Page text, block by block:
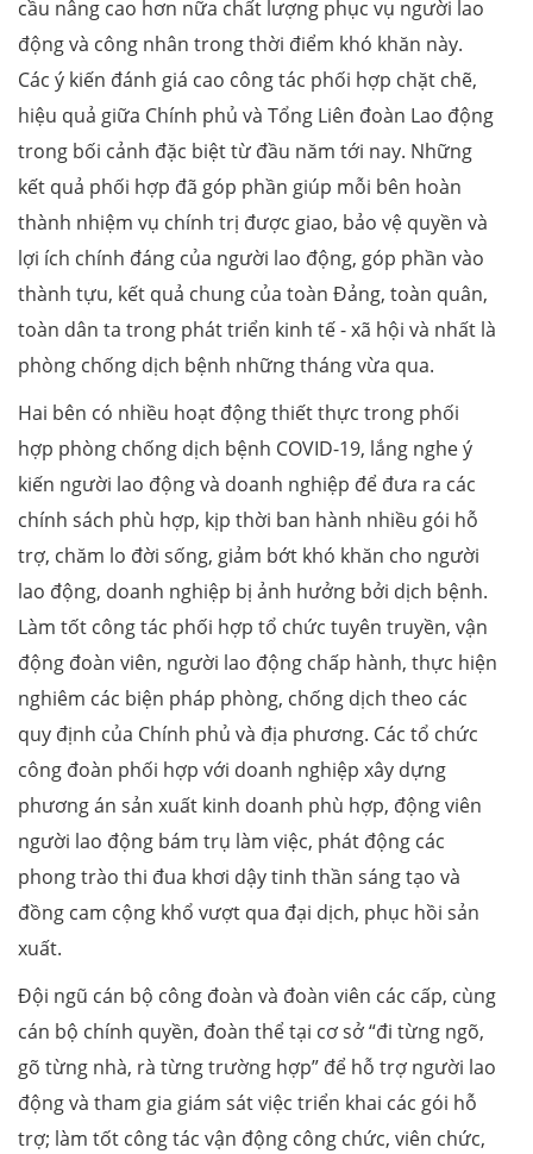
cầu nâng cao hơn nữa chất lượng phục vụ người lao
động và công nhân trong thời điểm khó khăn này.
Các ý kiến đánh giá cao công tác phối hợp chặt chẽ,
hiệu quả giữa Chính phủ và Tổng Liên đoàn Lao động
trong bối cảnh đặc biệt từ đầu năm tới nay. Những
kết quả phối hợp đã góp phần giúp mỗi bên hoàn
thành nhiệm vụ chính trị được giao, bảo vệ quyền và
lợi ích chính đáng của người lao động, góp phần vào
thành tựu, kết quả chung của toàn Đảng, toàn quân,
toàn dân ta trong phát triển kinh tế - xã hội và nhất là
phòng chống dịch bệnh những tháng vừa qua.
Hai bên có nhiều hoạt động thiết thực trong phối
hợp phòng chống dịch bệnh COVID-19, lắng nghe ý
kiến người lao động và doanh nghiệp để đưa ra các
chính sách phù hợp, kịp thời ban hành nhiều gói hỗ
trợ, chăm lo đời sống, giảm bớt khó khăn cho người
lao động, doanh nghiệp bị ảnh hưởng bởi dịch bệnh.
Làm tốt công tác phối hợp tổ chức tuyên truyền, vận
động đoàn viên, người lao động chấp hành, thực hiện
nghiêm các biện pháp phòng, chống dịch theo các
quy định của Chính phủ và địa phương. Các tổ chức
công đoàn phối hợp với doanh nghiệp xây dựng
phương án sản xuất kinh doanh phù hợp, động viên
người lao động bám trụ làm việc, phát động các
phong trào thi đua khơi dậy tinh thần sáng tạo và
đồng cam cộng khổ vượt qua đại dịch, phục hồi sản
xuất.
Đội ngũ cán bộ công đoàn và đoàn viên các cấp, cùng
cán bộ chính quyền, đoàn thể tại cơ sở “đi từng ngõ,
gõ từng nhà, rà từng trường hợp” để hỗ trợ người lao
động và tham gia giám sát việc triển khai các gói hỗ
trợ; làm tốt công tác vận động công chức, viên chức,